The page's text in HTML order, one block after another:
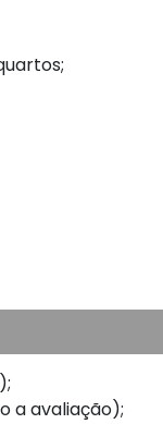
a avaliação);